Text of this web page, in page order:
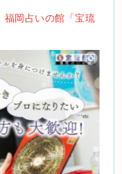
福岡占いの館「宝琉